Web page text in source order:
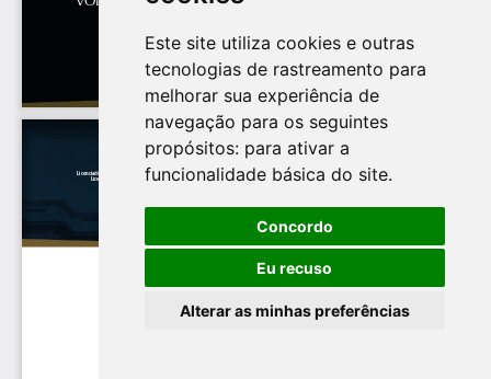
Este site utiliza cookies e outras
tecnologias de rastreamento para
melhorar sua experiência de
navegação para os seguintes
propósitos: para ativar a
funcionalidade básica do site.
Concordo
Eu recuso
Alterar as minhas preferências